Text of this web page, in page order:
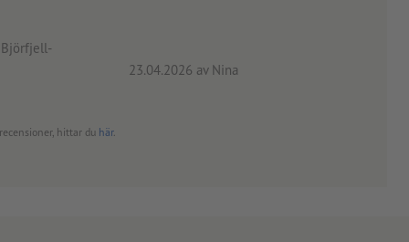
Björfjell-
23.04.2026 av Nina
hittar du här.